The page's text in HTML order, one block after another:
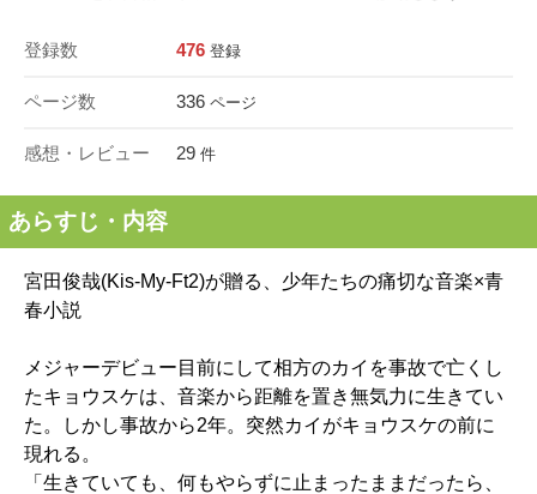
登録数 476 登録
ページ数 336 ページ
感想・レビュー 29 件
あらすじ・内容
宮田俊哉(Kis-My-Ft2)が贈る、少年たちの痛切な音楽×青
春小説
メジャーデビュー目前にして相方のカイを事故で亡くし
たキョウスケは、音楽から距離を置き無気力に生きてい
た。しかし事故から2年。突然カイがキョウスケの前に
現れる。
「生きていても、何もやらずに止まったままだったら、